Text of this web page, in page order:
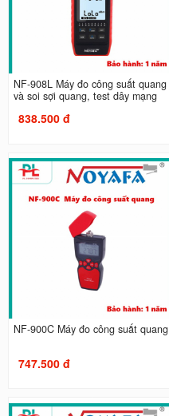
NF-908L Máy đo công suất quang
và soi sợi quang, test dây mạng
838.500 đ
NF-900C Máy đo công suất quang
747.500 đ